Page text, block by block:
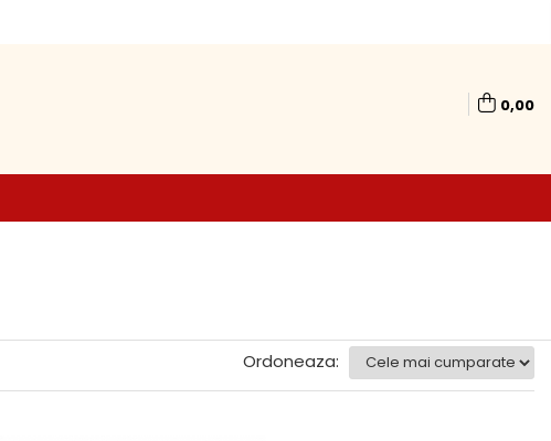
0,00
Ordoneaza: